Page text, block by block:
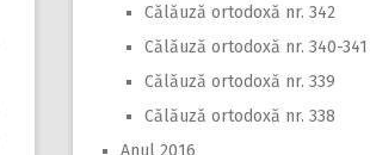
Călăuză ortodoxă nr. 342
Călăuză ortodoxă nr. 340-341
Călăuză ortodoxă nr. 339
Călăuză ortodoxă nr. 338
Anul 2016